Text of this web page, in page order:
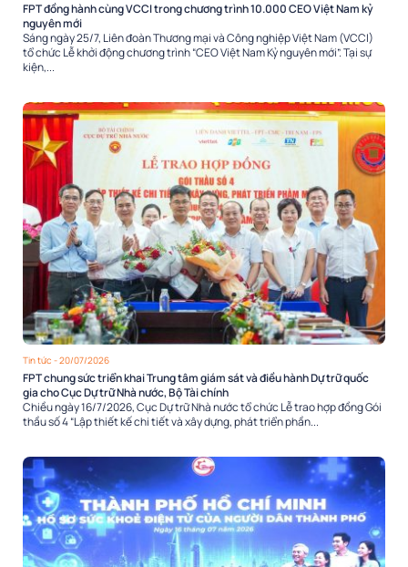
FPT đồng hành cùng VCCI trong chương trình 10.000 CEO Việt Nam kỷ
nguyên mới
Sáng ngày 25/7, Liên đoàn Thương mại và Công nghiệp Việt Nam (VCCI)
tổ chức Lễ khởi động chương trình “CEO Việt Nam Kỷ nguyên mới”. Tại sự
kiện,...
Tin tức - 20/07/2026
FPT chung sức triển khai Trung tâm giám sát và điều hành Dự trữ quốc
gia cho Cục Dự trữ Nhà nước, Bộ Tài chính
Chiều ngày 16/7/2026, Cục Dự trữ Nhà nước tổ chức Lễ trao hợp đồng Gói
thầu số 4 “Lập thiết kế chi tiết và xây dựng, phát triển phần...